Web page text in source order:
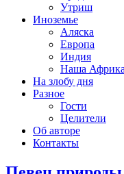
Утриш
Иноземье
Аляска
Европа
Индия
Наша Африка
На злобу дня
Разное
Гости
Целители
Об авторе
Контакты